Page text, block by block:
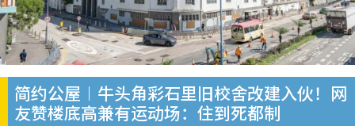
简约公屋︱牛头角彩石里旧校舍改建入伙！网
友赞楼底高兼有运动场：住到死都制